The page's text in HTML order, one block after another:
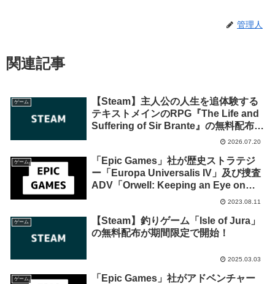
管理人
関連記事
ゲーム
【Steam】主人公の人生を追体験する
テキストメインのRPG『The Life and
Suffering of Sir Brante』の無料配布が
2026年7月24日午前2時までの期間限定
2026.07.20
ゲーム
「Epic Games」社が歴史ストラテジ
ー「Europa Universalis IV」及び捜査
ADV「Orwell: Keeping an Eye on
You」を来週2023年8月17日終日まで
2023.08.11
ゲーム
【Steam】釣りゲーム「Isle of Jura」
の無料配布が期間限定で開始！
2025.03.03
ゲーム
「Epic Games」社がアドベンチャー